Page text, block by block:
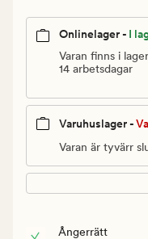
11
999,90
Onlinelager - I
Varan finns i
14 arbetsdagar
Varuhuslager -
Varan är tyvärr
Ångerrätt